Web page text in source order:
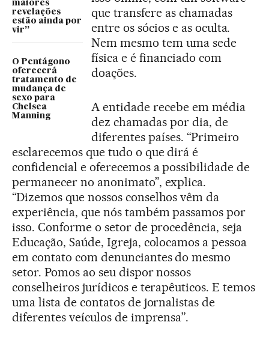
maiores
revelações
estão ainda por
vir”
O Pentágono
oferecerá
tratamento de
mudança de
sexo para
Chelsea
Manning
que transfere as chamadas
entre os sócios e as oculta.
Nem mesmo tem uma sede
física e é financiado com
doações.
A entidade recebe em média
dez chamadas por dia, de
diferentes países. “Primeiro
esclarecemos que tudo o que dirá é
confidencial e oferecemos a possibilidade de
permanecer no anonimato”, explica.
“Dizemos que nossos conselhos vêm da
experiência, que nós também passamos por
isso. Conforme o setor de procedência, seja
Educação, Saúde, Igreja, colocamos a pessoa
em contato com denunciantes do mesmo
setor. Pomos ao seu dispor nossos
conselheiros jurídicos e terapêuticos. E temos
uma lista de contatos de jornalistas de
diferentes veículos de imprensa”.